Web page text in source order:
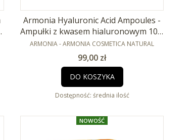
Armonia Hyaluronic Acid Ampoules -
Ampułki z kwasem hialuronowym 10 x
2ml
PRODUCENT
ARMONIA - ARMONIA COSMETICA NATURAL
Cena
99,00 zł
DO KOSZYKA
Dostępność: średnia ilość
NOWOŚĆ